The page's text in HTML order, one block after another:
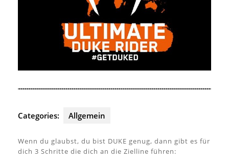
Categories: Allgemein
Wenn du glaubst, du bist DUKE genug, dann gibt es für
dich 3 Schritte die dich an die Zielline führen: